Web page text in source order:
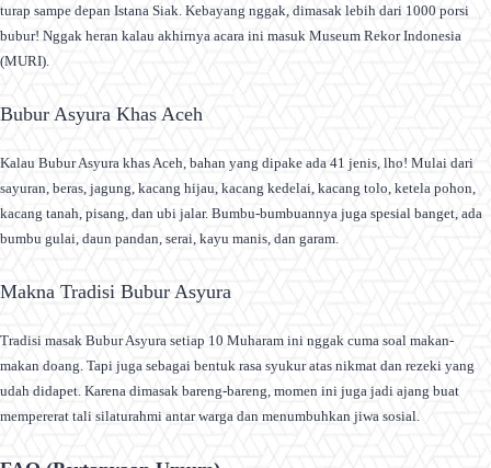
turap sampe depan Istana Siak. Kebayang nggak, dimasak lebih dari 1000 porsi
bubur! Nggak heran kalau akhirnya acara ini masuk Museum Rekor Indonesia
(MURI).
Bubur Asyura Khas Aceh
Kalau Bubur Asyura khas Aceh, bahan yang dipake ada 41 jenis, lho! Mulai dari
sayuran, beras, jagung, kacang hijau, kacang kedelai, kacang tolo, ketela pohon,
kacang tanah, pisang, dan ubi jalar. Bumbu-bumbuannya juga spesial banget, ada
bumbu gulai, daun pandan, serai, kayu manis, dan garam.
Makna Tradisi Bubur Asyura
Tradisi masak Bubur Asyura setiap 10 Muharam ini nggak cuma soal makan-
makan doang. Tapi juga sebagai bentuk rasa syukur atas nikmat dan rezeki yang
udah didapet. Karena dimasak bareng-bareng, momen ini juga jadi ajang buat
mempererat tali silaturahmi antar warga dan menumbuhkan jiwa sosial.